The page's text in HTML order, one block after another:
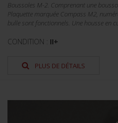
Boussoles M-2. Comprenant une
Plaquette marquée Compass M2,
bulle sont fonctionnels. Une housse en
CONDITION : II+
PLUS DE DÉTAILS